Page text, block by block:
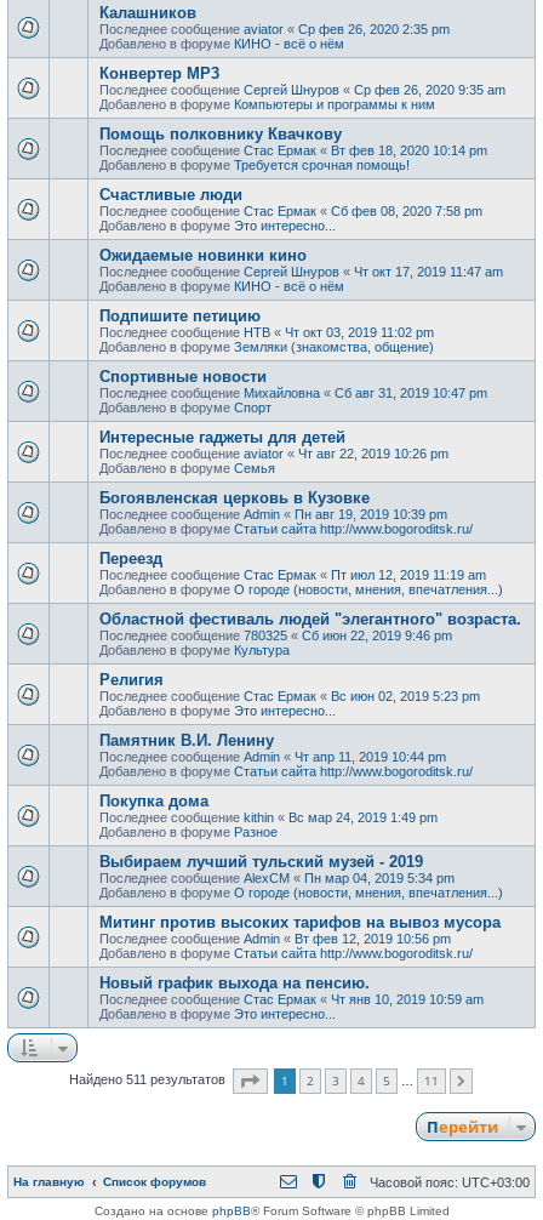
Калашников
Последнее сообщение aviator « Ср фев 26, 2020 2:35 pm
Добавлено в форуме КИНО - всё о нём
Конвертер MP3
Последнее сообщение Сергей Шнуров « Ср фев 26, 2020 9:35 am
Добавлено в форуме Компьютеры и программы к ним
Помощь полковнику Квачкову
Последнее сообщение Стас Ермак « Вт фев 18, 2020 10:14 pm
Добавлено в форуме Требуется срочная помощь!
Счастливые люди
Последнее сообщение Стас Ермак « Сб фев 08, 2020 7:58 pm
Добавлено в форуме Это интересно...
Ожидаемые новинки кино
Последнее сообщение Сергей Шнуров « Чт окт 17, 2019 11:47 am
Добавлено в форуме КИНО - всё о нём
Подпишите петицию
Последнее сообщение НТВ « Чт окт 03, 2019 11:02 pm
Добавлено в форуме Земляки (знакомства, общение)
Спортивные новости
Последнее сообщение Михайловна « Сб авг 31, 2019 10:47 pm
Добавлено в форуме Спорт
Интересные гаджеты для детей
Последнее сообщение aviator « Чт авг 22, 2019 10:26 pm
Добавлено в форуме Семья
Богоявленская церковь в Кузовке
Последнее сообщение Admin « Пн авг 19, 2019 10:39 pm
Добавлено в форуме Статьи сайта http://www.bogoroditsk.ru/
Переезд
Последнее сообщение Стас Ермак « Пт июл 12, 2019 11:19 am
Добавлено в форуме О городе (новости, мнения, впечатления...)
Областной фестиваль людей "элегантного" возраста.
Последнее сообщение 780325 « Сб июн 22, 2019 9:46 pm
Добавлено в форуме Культура
Религия
Последнее сообщение Стас Ермак « Вс июн 02, 2019 5:23 pm
Добавлено в форуме Это интересно...
Памятник В.И. Ленину
Последнее сообщение Admin « Чт апр 11, 2019 10:44 pm
Добавлено в форуме Статьи сайта http://www.bogoroditsk.ru/
Покупка дома
Последнее сообщение kithin « Вс мар 24, 2019 1:49 pm
Добавлено в форуме Разное
Выбираем лучший тульский музей - 2019
Последнее сообщение AlexCM « Пн мар 04, 2019 5:34 pm
Добавлено в форуме О городе (новости, мнения, впечатления...)
Митинг против высоких тарифов на вывоз мусора
Последнее сообщение Admin « Вт фев 12, 2019 10:56 pm
Добавлено в форуме Статьи сайта http://www.bogoroditsk.ru/
Новый график выхода на пенсию.
Последнее сообщение Стас Ермак « Чт янв 10, 2019 10:59 am
Добавлено в форуме Это интересно...
Найдено 511 результатов Страница из
1 2 3 4 5 11
Перейти
На главную Список форумов Часовой пояс: UTC+03:00
Создано на основе phpBB® Forum Software © phpBB Limited